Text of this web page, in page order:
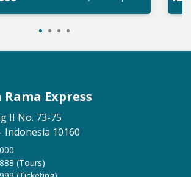
Rama Express
II No. 73-75
Indonesia 10160
(Tours)